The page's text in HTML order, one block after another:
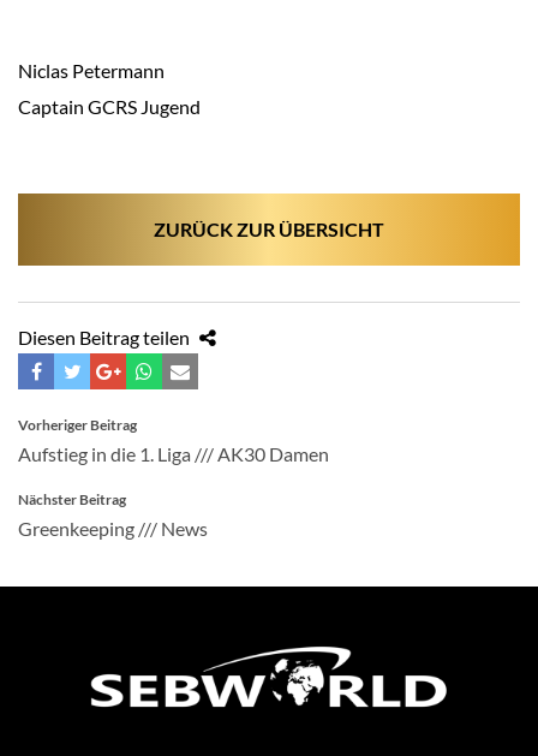
Niclas Petermann
Captain GCRS Jugend
ZURÜCK ZUR ÜBERSICHT
Diesen Beitrag teilen
BEITRAGSNAVIGATION
Vorheriger Beitrag
Aufstieg in die 1. Liga /// AK30 Damen
Nächster Beitrag
Greenkeeping /// News